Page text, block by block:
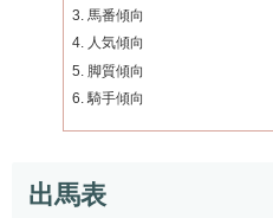
馬番傾向
人気傾向
脚質傾向
騎手傾向
出馬表